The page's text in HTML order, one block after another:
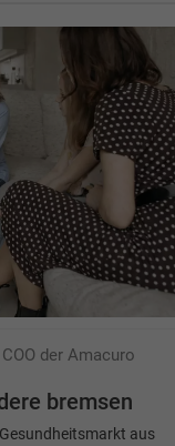
der Amacuro
bremsen
aus